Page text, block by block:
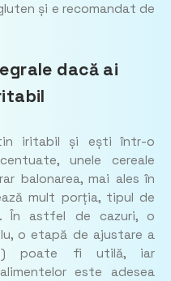
și e recomandat de
dacă ai
iritabil și ești într-o
unele cereale
balonarea, mai ales în
mult porția, tipul de
În astfel de cazuri, o
o etapă de ajustare a
poate fi utilă, iar
este adesea